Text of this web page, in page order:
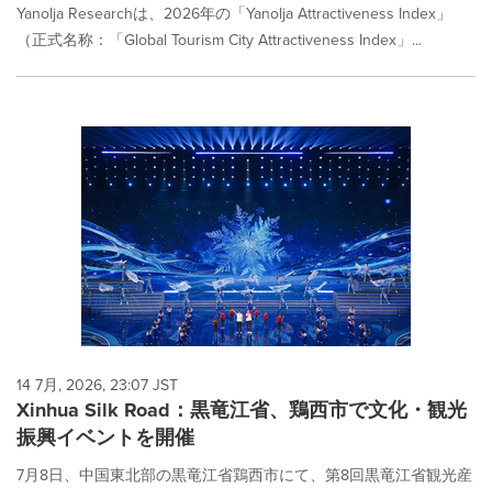
Yanolja Researchは、2026年の「Yanolja Attractiveness Index」
（正式名称：「Global Tourism City Attractiveness Index」...
14 7月, 2026, 23:07 JST
Xinhua Silk Road：黒竜江省、鶏西市で文化・観光
振興イベントを開催
7月8日、中国東北部の黒竜江省鶏西市にて、第8回黒竜江省観光産